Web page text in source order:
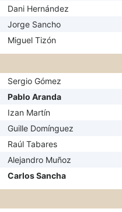
Dani Hernández
Jorge Sancho
Miguel Tizón
Sergio Gómez
Pablo Aranda
Izan Martín
Guille Domínguez
Raúl Tabares
Alejandro Muñoz
Carlos Sancha